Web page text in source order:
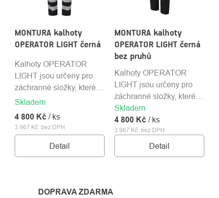
MONTURA kalhoty
OPERATOR LIGHT černá
Skladem
3 967 Kč bez DPH
4 800 Kč / ks
Detail
Kalhoty OPERATOR
LIGHT jsou určeny pro
záchranné složky, které
vyžadují odolné a funkční
MONTURA kalhoty
OPERATOR LIGHT černá
bez pruhů
Skladem
3 967 Kč bez DPH
4 800 Kč / ks
Detail
Kalhoty OPERATOR
LIGHT jsou určeny pro
záchranné složky, které
vyžadují odolné a funkční
vybavení.
DOPRAVA ZDARMA